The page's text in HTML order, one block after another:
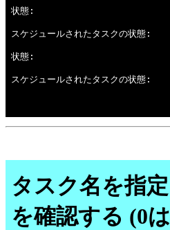
タスク名を指
を確認する (0